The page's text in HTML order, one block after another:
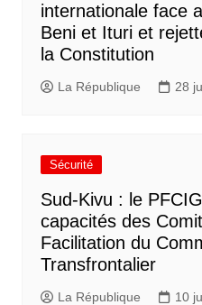
internationale face
Beni et Ituri et
la Constitution
La République 28
Sécurité
Sud-Kivu : le
capacités des
Facilitation du
Transfrontalier
La République 10